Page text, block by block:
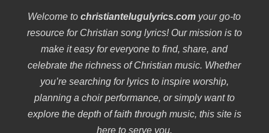
Welcome tochristiantelugulyrics.com your go-to
resource for Christian song lyrics! Our mission is to
make it easy for everyone to find, share, and
celebrate the richness of Christian music. Whether
you’re searching for lyrics to inspire worship,
planning a choir performance, or simply want to
explore the depth of faith through music, this site is
here to serve you.